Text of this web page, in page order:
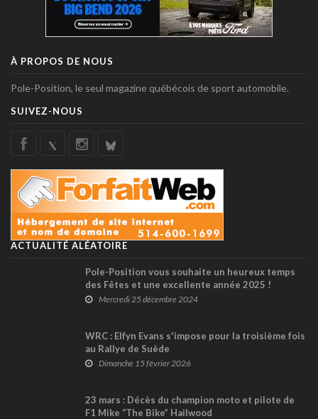
À PROPOS DE NOUS
Pole-Position, le seul magazine québécois de sport automobile.
SUIVEZ-NOUS
ACTUALITÉ ALÉATOIRE
Pole-Position vous souhaite un heureux temps
des Fêtes et une excellente année 2025 !
Mercredi 25 décembre 2024
WRC : Elfyn Evans s'impose pour la troisième fois
au Rallye de Suède
Dimanche 15 février 2026
23 mars : Décès du champion moto et pilote de
F1 Mike “The Bike” Hailwood